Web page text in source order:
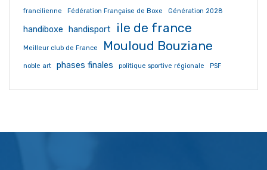
francilienne Fédération Française de Boxe Génération 2028
handiboxe handisport ile de france
Meilleur club de France Mouloud Bouziane
noble art phases finales politique sportive régionale PSF